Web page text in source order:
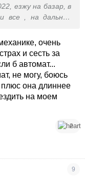
езжу на базар, в
все , на дальние
:(
автоматическая
страшно.
очень
и сесть за
б автомат...
не могу, боюсь
плюс она длиннее
на моем
2
9